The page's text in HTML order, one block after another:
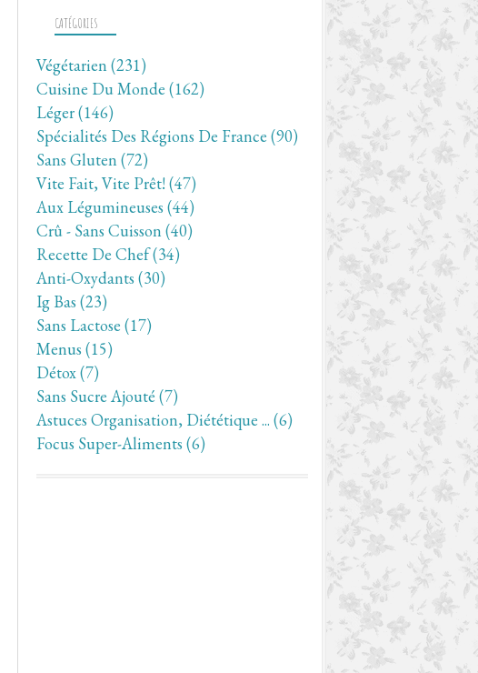
CATÉGORIES
Végétarien (231)
Cuisine Du Monde (162)
Léger(146)
Spécialités Des Régions De France (90)
Sans Gluten (72)
Vite Fait, Vite Prêt!(47)
Aux Légumineuses (44)
Crû - Sans Cuisson (40)
Recette De Chef(34)
Anti-Oxydants (30)
Ig Bas (23)
Sans Lactose (17)
Menus (15)
Détox(7)
Sans Sucre Ajouté (7)
Astuces Organisation, Diététique ... (6)
Focus Super-Aliments (6)